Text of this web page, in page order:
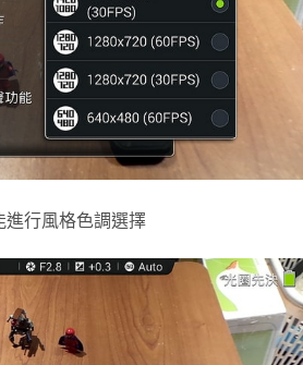
進行風格色調選擇